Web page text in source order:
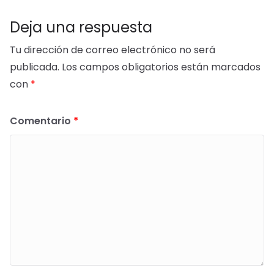
Deja una respuesta
Tu dirección de correo electrónico no será
publicada. Los campos obligatorios están marcados
con *
Comentario *